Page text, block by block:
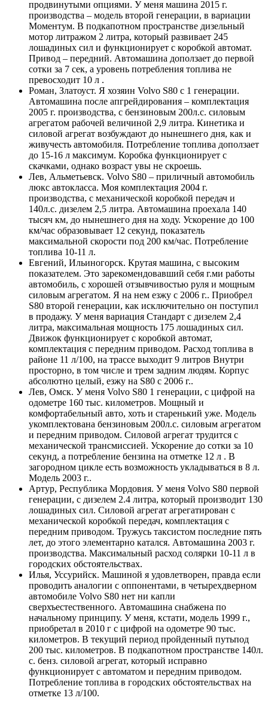
продвинутыми опциями. У меня машина 2015 г.
производства – модель второй генерации, в вариации
Моментум. В подкапотном пространстве дизельный
мотор литражом 2 литра, который развивает 245
лошадиных сил и функционирует с коробкой автомат.
Привод – передний. Автомашина доползает до первой
сотки за 7 сек, а уровень потребления топлива не
превосходит 10 л .
Роман, Златоуст. Я хозяин Volvo S80 с 1 генерации.
Автомашина после апгрейдирования – комплектация
2005 г. производства, с бензиновым 200л.с. силовым
агрегатом рабочей величиной 2,9 литра. Кинетика и
силовой агрегат возбуждают до нынешнего дня, как и
живучесть автомобиля. Потребление топлива доползает
до 15-16 л максимум. Коробка функционирует с
скачками, однако возраст увы не скроешь.
Лев, Альметьевск. Volvo S80 – приличный автомобиль
люкс автокласса. Моя комплектация 2004 г.
производства, с механической коробкой передач и
140л.с. дизелем 2,5 литра. Автомашина проехала 140
тысяч км, до нынешнего дня на ходу. Ускорение до 100
км/час образовывает 12 секунд, показатель
максимальной скорости под 200 км/час. Потребление
топлива 10-11 л.
Евгений, Ильиногорск. Крутая машина, с высоким
показателем. Это зарекомендовавший себя г.ми работы
автомобиль, с хорошей отзывчивостью руля и мощным
силовым агрегатом. Я на нем езжу с 2006 г.. Приобрел
S80 второй генерации, как исключительно он поступил
в продажу. У меня вариация Стандарт с дизелем 2,4
литра, максимальная мощность 175 лошадиных сил.
Движок функционирует с коробкой автомат,
комплектация с передним приводом. Расход топлива в
районе 11 л/100, на трассе выходит 9 литров Внутри
просторно, в том числе и трем задним людям. Корпус
абсолютно целый, езжу на S80 с 2006 г..
Лев, Омск. У меня Volvo S80 1 генерации, с цифрой на
одометре 160 тыс. километров. Мощный и
комфортабельный авто, хоть и старенький уже. Модель
укомплектована бензиновым 200л.с. силовым агрегатом
и передним приводом. Силовой агрегат трудится с
механической трансмиссией. Ускорение до сотки за 10
секунд, а потребление бензина на отметке 12 л . В
загородном цикле есть возможность укладываться в 8 л.
Модель 2003 г..
Артур, Республика Мордовия. У меня Volvo S80 первой
генерации, с дизелем 2.4 литра, который производит 130
лошадиных сил. Силовой агрегат агрегатирован с
механической коробкой передач, комплектация с
передним приводом. Тружусь таксистом последние пять
лет, до этого элементарно катался. Автомашина 2003 г.
производства. Максимальный расход солярки 10-11 л в
городских обстоятельствах.
Илья, Уссурийск. Машиной я удовлетворен, правда если
проводить аналогии с оппонентами, в четырехдверном
автомобиле Volvo S80 нет ни капли
сверхъестественного. Автомашина снабжена по
начальному принципу. У меня, кстати, модель 1999 г.,
приобретал в 2010 г с цифрой на одометре 90 тыс.
километров. В текущий период пройденный путьпод
200 тыс. километров. В подкапотном пространстве 140л.
с. бенз. силовой агрегат, который исправно
функционирует с автоматом и передним приводом.
Потребление топлива в городских обстоятельствах на
отметке 13 л/100.